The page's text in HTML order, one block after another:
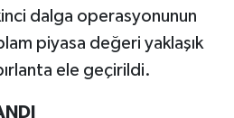
dalga operasyonunun
piyasa değeri yaklaşık
ele geçirildi.